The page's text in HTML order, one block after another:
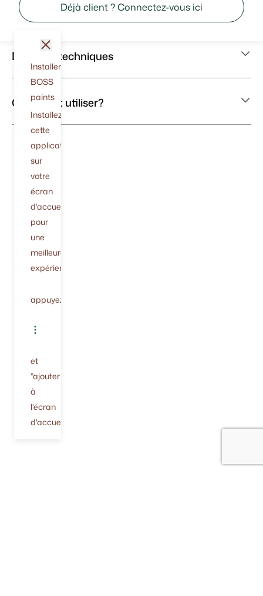
Déjà client ? Connectez-vous ici
Données techniques
Comment utiliser?
Installer
BOSS
paints
Installez
cette
application
sur
votre
écran
d'accueil
pour
une
meilleure
expérience.
appuyez
et
"ajouter
à
l'écran
d'accueil"
fermer